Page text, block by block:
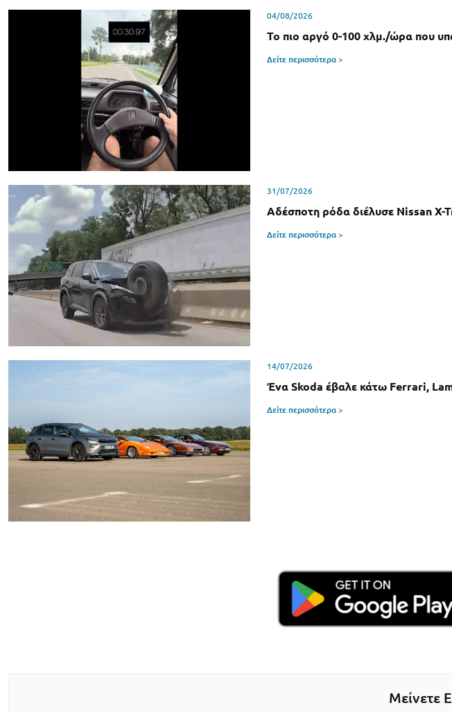
04/08/2026
Το πιο αργό 0-100 χλμ./ώρα που
Δείτε περισσότερα >
31/07/2026
Αδέσποτη ρόδα διέλυσε Nissan X-
Δείτε περισσότερα >
14/07/2026
Ένα Skoda έβαλε κάτω Ferrari,
Δείτε περισσότερα >
Μείνετε